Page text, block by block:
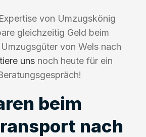
von Umzugskönig
gleichzeitig Geld beim
von Wels nach
uns noch heute für ein
beim
nach